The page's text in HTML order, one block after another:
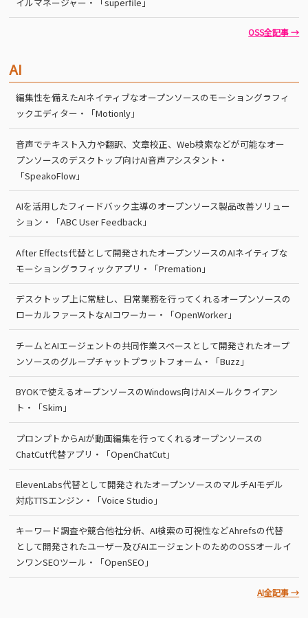
OSS全記事 →
AI
編集性を備えたAIネイティブなオープンソースのモーショングラフィ
ックエディター・「Motionly」
音声でテキスト入力や翻訳、文章校正、Web検索などが可能なオー
プンソースのデスクトップ向けAI音声アシスタント・
「SpeakoFlow」
AIを活用したフィードバック主導のオープンソース製品改善ソリュー
ション・「ABC User Feedback」
After Effects代替として開発されたオープンソースのAIネイティブな
モーショングラフィックアプリ・「Premation」
デスクトップ上に常駐し、日常業務を行ってくれるオープンソースの
ローカルファーストなAIコワーカー・「OpenWorker」
チームとAIエージェントの共同作業スペースとして開発されたオープ
ンソースのグループチャットプラットフォーム・「Buzz」
BYOKで使えるオープンソースのWindows向けAIメールクライアン
ト・「Skim」
プロンプトからAIが動画編集を行ってくれるオープンソースの
ChatCut代替アプリ・「OpenChatCut」
ElevenLabs代替として開発されたオープンソースのマルチAIモデル
対応TTSエンジン・「Voice Studio」
キーワード調査や競合他社分析、AI検索の可視性などAhrefsの代替
として開発されたユーザー及びAIエージェントのためのOSSオールイ
ンワンSEOツール・「OpenSEO」
AI全記事 →